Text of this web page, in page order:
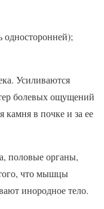
односторонней);
Усиливаются
болевых ощущений
камня в почке и за ее
половые органы,
что мышцы
инородное тело.